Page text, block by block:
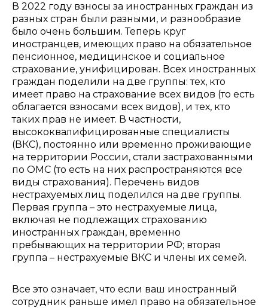
В 2022 году взносы за иностранных граждан из
разных стран были разными, и разнообразие
было очень большим. Теперь круг
иностранцев, имеющих право на обязательное
пенсионное, медицинское и социальное
страхование, унифицирован. Всех иностранных
граждан поделили на две группы: тех, кто
имеет право на страхование всех видов (то есть
облагается взносами всех видов), и тех, кто
таких прав не имеет. В частности,
высококвалифицированные специалисты
(ВКС), постоянно или временно проживающие
на территории России, стали застрахованными
по ОМС (то есть на них распространяются все
виды страхования). Перечень видов
нестрахуемых лиц поделился на две группы.
Первая группа – это нестрахуемые лица,
включая не подлежащих страхованию
иностранных граждан, временно
пребывающих на территории РФ; вторая
группа – нестрахуемые ВКС и члены их семей.
Все это означает, что если ваш иностранный
сотрудник раньше имел право на обязательное